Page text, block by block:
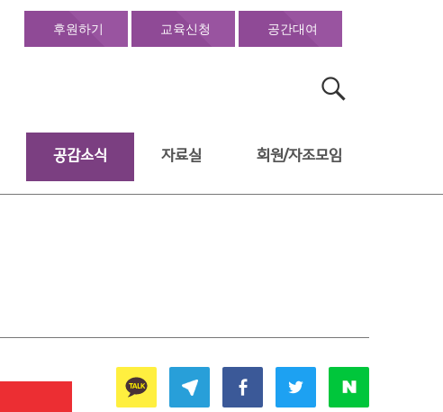
후원하기 교육신청 공간대여
공감소식 자료실 회원/자조모임